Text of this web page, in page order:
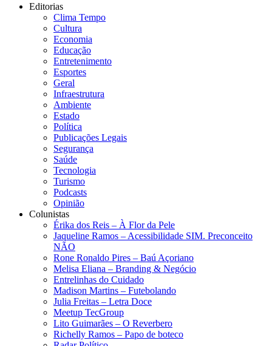
Editorias
Clima Tempo
Cultura
Economia
Educação
Entretenimento
Esportes
Geral
Infraestrutura
Ambiente
Estado
Política
Publicações Legais
Segurança
Saúde
Tecnologia
Turismo
Podcasts
Opinião
Colunistas
Érika dos Reis​ – À Flor da Pele
Jaqueline Ramos – Acessibilidade SIM. Preconceito
NÃO
Rone Ronaldo Pires – Baú Açoriano
Melisa Eliana – Branding & Negócio
Entrelinhas do Cuidado
Madison Martins – Futebolando
Julia Freitas​ – Letra Doce
Meetup TecGroup
Lito Guimarães – O Reverbero
Richelly Ramos​ – Papo de boteco